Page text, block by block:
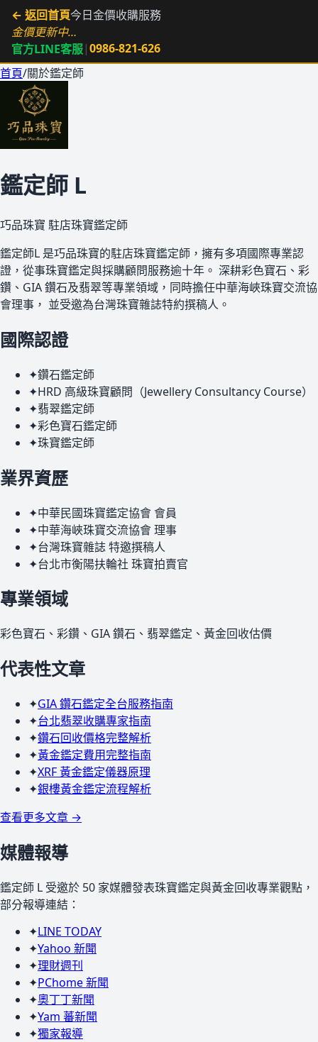
← 返回首頁今日金價收購服務
金價更新中…
官方LINE客服|0986-821-626
首頁/關於鑑定師
鑑定師 L
巧品珠寶 駐店珠寶鑑定師
鑑定師L 是巧品珠寶的駐店珠寶鑑定師，擁有多項國際專業認
證，從事珠寶鑑定與採購顧問服務逾十年。 深耕彩色寶石、彩
鑽、GIA 鑽石及翡翠等專業領域，同時擔任中華海峽珠寶交流協
會理事， 並受邀為台灣珠寶雜誌特約撰稿人。
國際認證
✦鑽石鑑定師
✦HRD 高級珠寶顧問（Jewellery Consultancy Course）
✦翡翠鑑定師
✦彩色寶石鑑定師
✦珠寶鑑定師
業界資歷
✦中華民國珠寶鑑定協會 會員
✦中華海峽珠寶交流協會 理事
✦台灣珠寶雜誌 特邀撰稿人
✦台北市衡陽扶輪社 珠寶拍賣官
專業領域
彩色寶石、彩鑽、GIA 鑽石、翡翠鑑定、黃金回收估價
代表性文章
✦GIA 鑽石鑑定全台服務指南
✦台北翡翠收購專家指南
✦鑽石回收價格完整解析
✦黃金鑑定費用完整指南
✦XRF 黃金鑑定儀器原理
✦銀樓黃金鑑定流程解析
查看更多文章 →
媒體報導
鑑定師 L 受邀於 50 家媒體發表珠寶鑑定與黃金回收專業觀點，
部分報導連結：
✦LINE TODAY
✦Yahoo 新聞
✦理財週刊
✦PChome 新聞
✦奧丁丁新聞
✦Yam 蕃新聞
✦獨家報導